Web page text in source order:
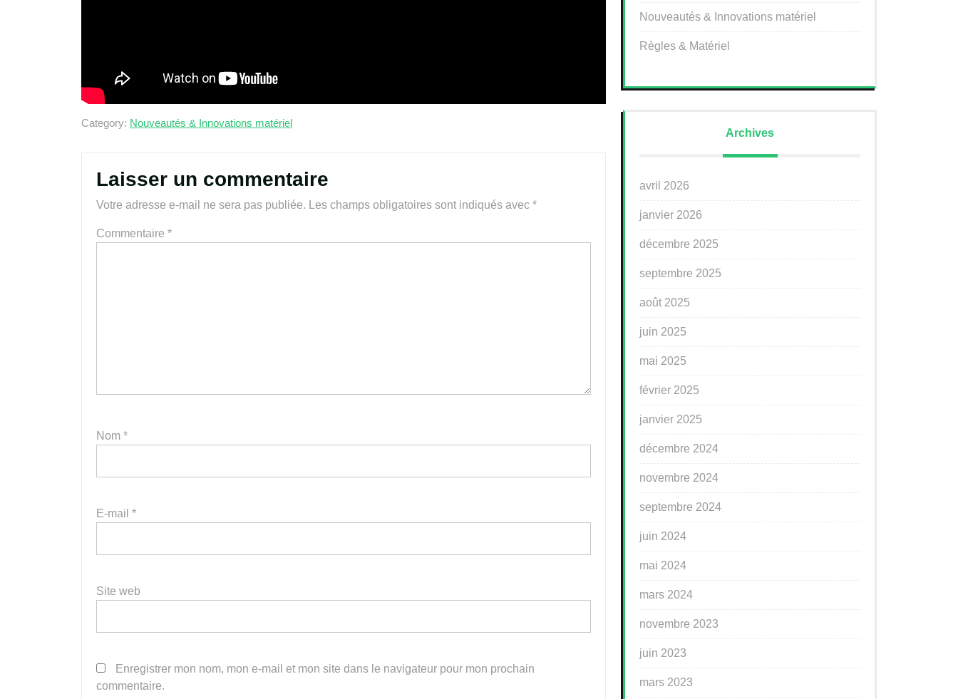
Category: Nouveautés & Innovations matériel
Laisser un commentaire
Votre adresse e-mail ne sera pas publiée. Les champs obligatoires sont indiqués avec *
Commentaire *
Nom *
E-mail *
Site web
Enregistrer mon nom, mon e-mail et mon site dans le navigateur pour mon prochain
commentaire.
Nouveautés & Innovations matériel
Règles & Matériel
Archives
avril 2026
janvier 2026
décembre 2025
septembre 2025
août 2025
juin 2025
mai 2025
février 2025
janvier 2025
décembre 2024
novembre 2024
septembre 2024
juin 2024
mai 2024
mars 2024
novembre 2023
juin 2023
mars 2023